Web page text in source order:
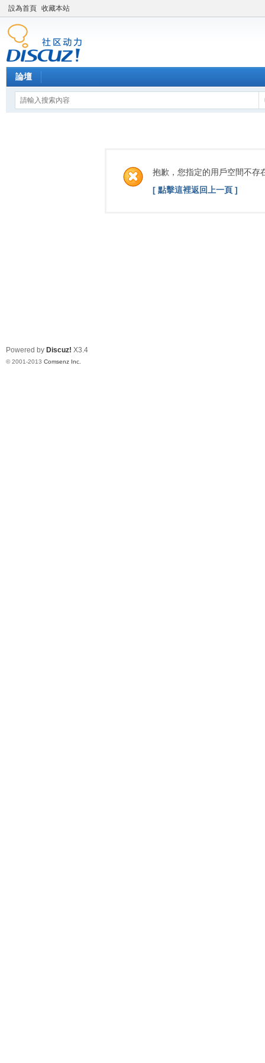
設為首頁 收藏本站
論壇
抱歉，您指定的用戶空間不存
[ 點擊這裡返回上一頁 ]
Powered by Discuz! X3.4
© 2001-2013 Comsenz Inc.